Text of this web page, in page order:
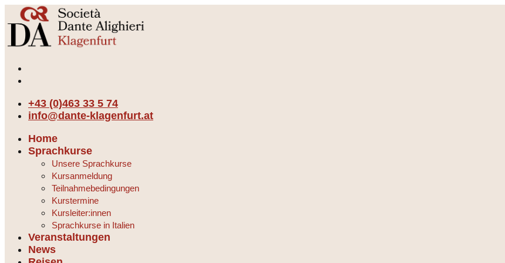
+43 (0)463 33 5 74
info@dante-klagenfurt.at
Home
Sprachkurse
Unsere Sprachkurse
Kursanmeldung
Teilnahmebedingungen
Kurstermine
Kursleiter:innen
Sprachkurse in Italien
Veranstaltungen
News